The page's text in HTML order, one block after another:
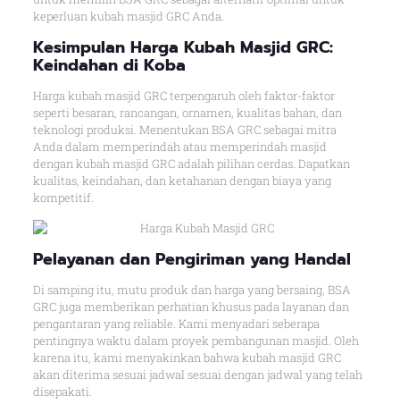
keperluan kubah masjid GRC Anda.
Kesimpulan Harga Kubah Masjid GRC:
Keindahan di Koba
Harga kubah masjid GRC terpengaruh oleh faktor-faktor
seperti besaran, rancangan, ornamen, kualitas bahan, dan
teknologi produksi. Menentukan BSA GRC sebagai mitra
Anda dalam memperindah atau memperindah masjid
dengan kubah masjid GRC adalah pilihan cerdas. Dapatkan
kualitas, keindahan, dan ketahanan dengan biaya yang
kompetitif.
Pelayanan dan Pengiriman yang Handal
Di samping itu, mutu produk dan harga yang bersaing, BSA
GRC juga memberikan perhatian khusus pada layanan dan
pengantaran yang reliable. Kami menyadari seberapa
pentingnya waktu dalam proyek pembangunan masjid. Oleh
karena itu, kami menyakinkan bahwa kubah masjid GRC
akan diterima sesuai jadwal sesuai dengan jadwal yang telah
disepakati.